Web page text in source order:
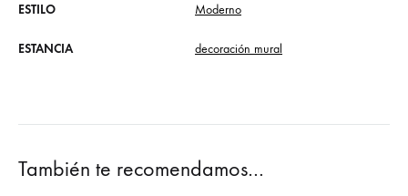
ESTILO Moderno
ESTANCIA decoración mural
También te recomendamos…